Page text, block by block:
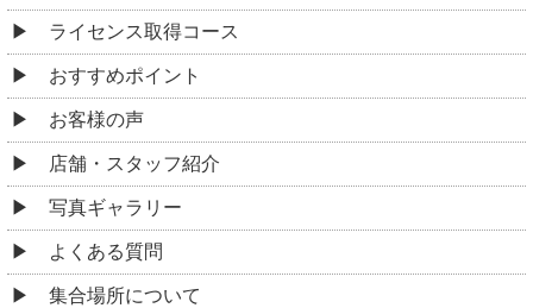
ライセンス取得コース
おすすめポイント
お客様の声
店舗・スタッフ紹介
写真ギャラリー
よくある質問
集合場所について